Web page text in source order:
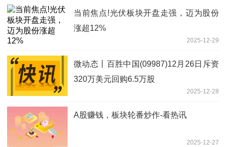
当前焦点!光伏板块开盘走强，迈为股份
涨超12%
2025-12-29
微动态丨百胜中国(09987)12月26日斥资
320万美元回购6.5万股
2025-12-28
A股赚钱，板块轮番炒作-看热讯
2025-12-27